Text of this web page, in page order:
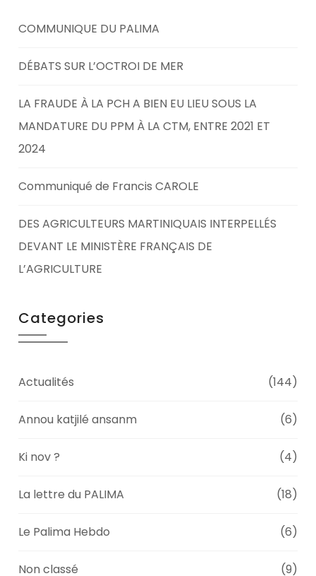
COMMUNIQUE DU PALIMA
DÉBATS SUR L’OCTROI DE MER
LA FRAUDE À LA PCH A BIEN EU LIEU SOUS LA
MANDATURE DU PPM À LA CTM, ENTRE 2021 ET
2024
Communiqué de Francis CAROLE
DES AGRICULTEURS MARTINIQUAIS INTERPELLÉS
DEVANT LE MINISTÈRE FRANÇAIS DE
L’AGRICULTURE
Categories
Actualités (144)
Annou katjilé ansanm (6)
Ki nov ? (4)
La lettre du PALIMA (18)
Le Palima Hebdo (6)
Non classé (9)